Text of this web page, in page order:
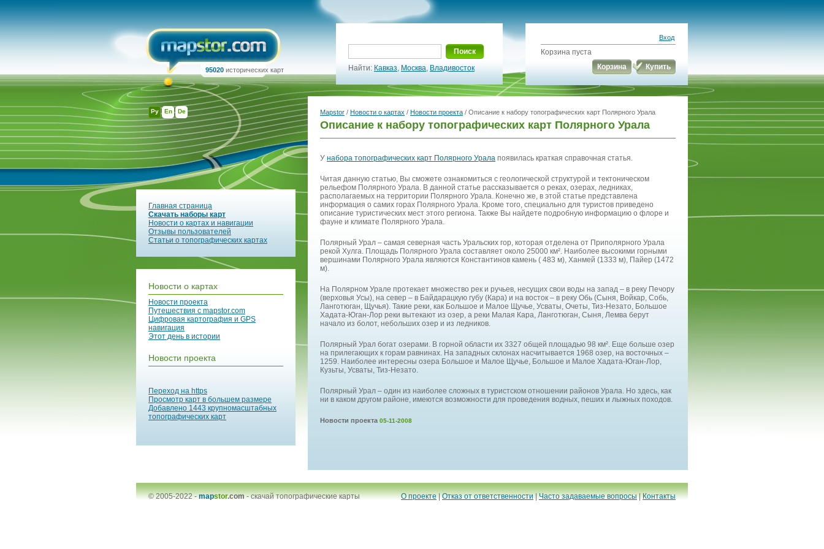
Ру En De
95020 исторических карт
Поиск
Найти: Кавказ, Москва, Владивосток
Вход
Корзина пуста
Корзина
Купить
Главная страница
Скачать наборы карт
Новости о картах и навигации
Отзывы пользователей
Статьи о топографических картах
Новости о картах
Новости проекта
Путешествия с mapstor.com
Цифровая картография и GPS
навигация
Этот день в истории
Новости проекта
Переход на https
Просмотр карт в большем размере
Добавлено 1443 крупномасштабных
топографических карт
Mapstor / Новости о картах / Новости проекта / Описание к набору топографических карт Полярного Урала
Описание к набору топографических карт Полярного Урала
У набора топографических карт Полярного Урала появилась краткая справочная статья.
Читая данную статью, Вы сможете ознакомиться с геологической структурой и тектоническом
рельефом Полярного Урала. В данной статье рассказывается о реках, озерах, ледниках,
располагаемых на территории Полярного Урала. Конечно же, в этой статье представлена
информация о самих горах Полярного Урала. Кроме того, специально для туристов приведено
описание туристических мест этого региона. Также Вы найдете подробную информацию о флоре и
фауне и климате Полярного Урала.
Полярный Урал – самая северная часть Уральских гор, которая отделена от Приполярного Урала
рекой Хулга. Площадь Полярного Урала составляет около 25000 км². Наиболее высокими горными
вершинами Полярного Урала являются Константинов камень ( 483 м), Ханмей (1333 м), Пайер (1472
м).
На Полярном Урале протекает множество рек и ручьев, несущих свои воды на запад – в реку Печору
(верховья Усы), на север – в Байдарацкую губу (Кара) и на восток – в реку Обь (Сыня, Войкар, Собь,
Ланготюган, Щучья). Такие реки, как Большое и Малое Щучье, Усваты, Очеты, Тиз-Незато, Большое
Хадата-Юган-Лор реки вытекают из озер, а реки Малая Кара, Ланготюган, Сыня, Лемва берут
начало из болот, небольших озер и из ледников.
Полярный Урал богат озерами. В горной области их 3327 общей площадью 98 км². Еще больше озер
на прилегающих к горам равнинах. На западных склонах насчитывается 1968 озер, на восточных –
1259. Наиболее интересны озера Большое и Малое Щучье, Большое и Малое Хадата-Юган-Лор,
Кузьты, Усваты, Тиз-Незато.
Полярный Урал – один из наиболее сложных в туристском отношении районов Урала. Но здесь, как
ни в каком другом районе, имеются возможности для проведения водных, пеших и лыжных походов.
Новости проекта 05-11-2008
© 2005-2022 -mapstor.com-скачай топографические карты О проекте|Отказ от ответственности|Часто задаваемые вопросы|Контакты